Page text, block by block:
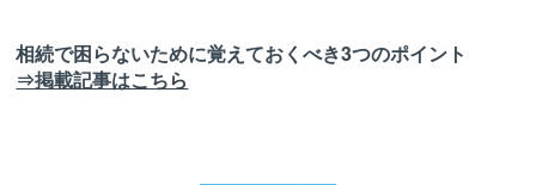
相続で困らないために覚えておくべき3つのポイント
⇒掲載記事はこちら